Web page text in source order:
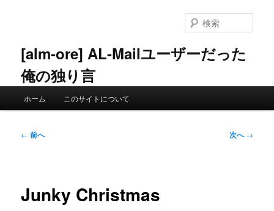
ン
へ
[alm-ore] AL-Mailユーザーだった
俺の独り言
索
ホーム このサイトについて
投
ー
← 前へ 次へ→
Junky Christmas